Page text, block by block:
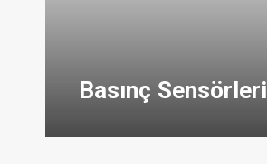
Basınç Sensörleri